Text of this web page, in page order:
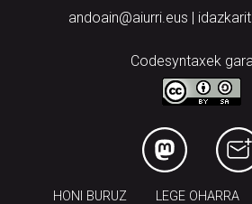
andoain@aiurri.eus |
Codesyntaxek
HONI BURUZ LEGE OHARRA